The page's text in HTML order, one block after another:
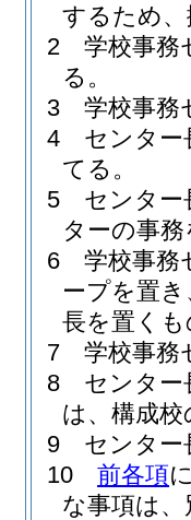
するため
2
学校事務
る。
3
学校事務
4
センター
てる。
5
センター
ターの事
6
学校事務
ープを置
長を置く
7
学校事務
8
センター
は、構成
9
センター
10
前各項
な事項は